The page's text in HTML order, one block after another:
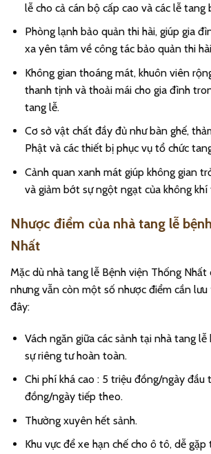
lễ cho cả cán bộ cấp cao và các lễ tang
Phòng lạnh bảo quản thi hài, giúp gia
xa yên tâm về công tác bảo quản thi
Không gian thoáng mát, khuôn viên
thanh tịnh và thoải mái cho gia đình
tang lễ.
Cơ sở vật chất đầy đủ như bàn ghế,
Phật và các thiết bị phục vụ tổ chức
Cảnh quan xanh mát giúp không gian
và giảm bớt sự ngột ngạt của không khí
Nhược điểm của nhà tang lễ
Nhất
Mặc dù nhà tang lễ Bệnh viện Thống Nhất
nhưng vẫn còn một số nhược điểm cần
đây:
Vách ngăn giữa các sảnh tại nhà tang
sự riêng tư hoàn toàn.
Chi phí khá cao : 5 triệu đồng/ngày đầu
đồng/ngày tiếp theo.
Thường xuyên hết sảnh.
Khu vực để xe hạn chế cho ô tô, dễ